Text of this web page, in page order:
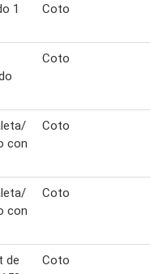
1
Coto
Coto
con
Coto
con
Coto
de
Coto